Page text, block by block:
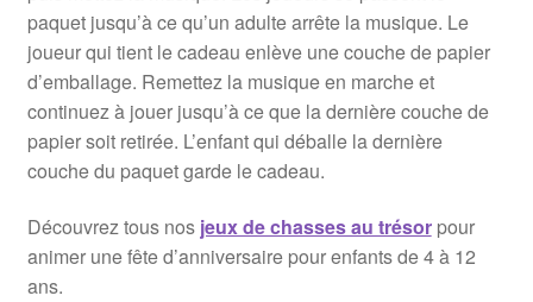
paquet jusqu’à ce qu’un adulte arrête la musique. Le
joueur qui tient le cadeau enlève une couche de papier
d’emballage. Remettez la musique en marche et
continuez à jouer jusqu’à ce que la dernière couche de
papier soit retirée. L’enfant qui déballe la dernière
couche du paquet garde le cadeau.
Découvrez tous nos jeux de chasses au trésorpour
animer une fête d’anniversaire pour enfants de 4 à 12
ans.